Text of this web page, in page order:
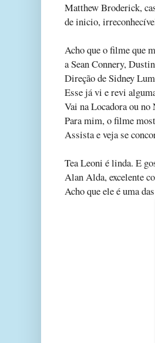
Matthew Broderick,
de inicio,
Acho que o filme que
a Sean Connery,
Direção de Sidney
Esse já vi e revi
Vai na Locadora ou
Para mim, o filme
Assista e veja se
Tea Leoni é linda. E
Alan Alda, excelente
Acho que ele é uma